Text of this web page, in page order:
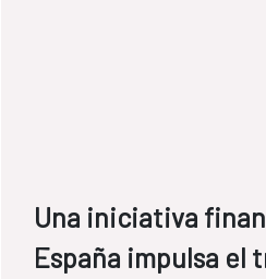
Una iniciativa
España impulsa el